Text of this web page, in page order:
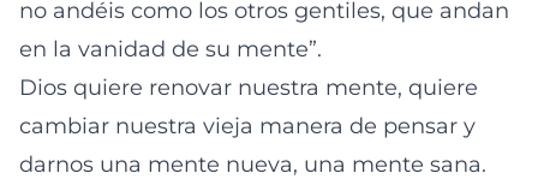
no andéis como los otros gentiles, que andan
en la vanidad de su mente”.
Dios quiere renovar nuestra mente, quiere
cambiar nuestra vieja manera de pensar y
darnos una mente nueva, una mente sana.